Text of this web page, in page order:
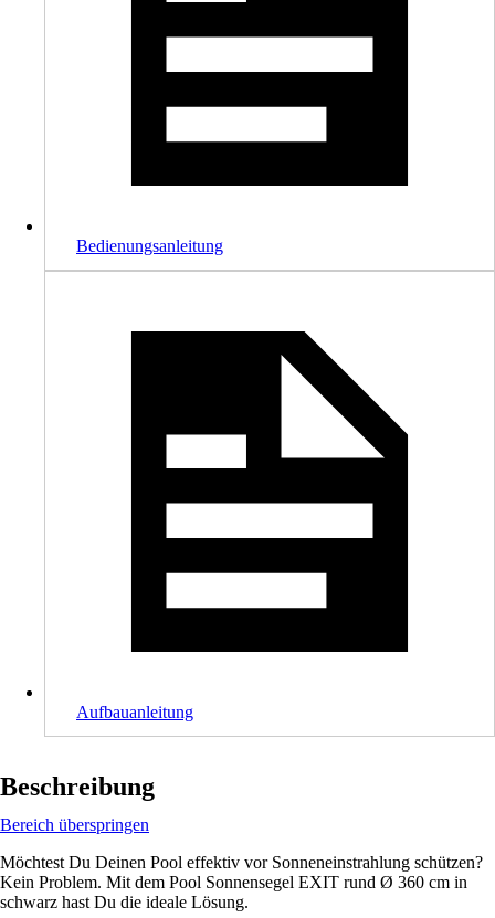
Bedienungsanleitung
Aufbauanleitung
Beschreibung
Bereich überspringen
Möchtest Du Deinen Pool effektiv vor Sonneneinstrahlung schützen?
Kein Problem. Mit dem Pool Sonnensegel EXIT rund Ø 360 cm in
schwarz hast Du die ideale Lösung.